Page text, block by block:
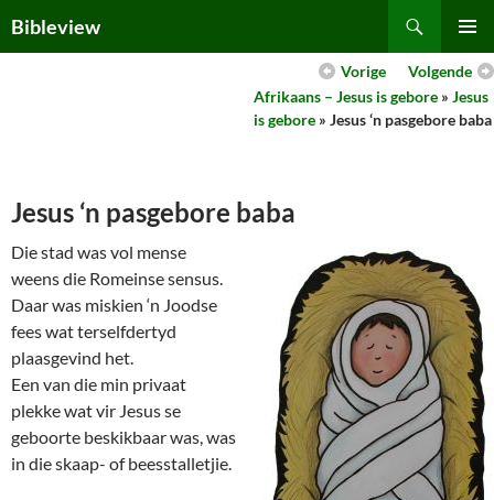
toBibleview
MENU
Volgende
Vorige
Afrikaans – Jesus is gebore » Jesus
is gebore » Jesus ‘n pasgebore baba
Jesus ‘n pasgebore baba
Die stad was vol mense
weens die Romeinse sensus.
Daar was miskien ‘n Joodse
fees wat terselfdertyd
plaasgevind het.
Een van die min privaat
plekke wat vir Jesus se
geboorte beskikbaar was, was
in die skaap- of beesstalletjie.